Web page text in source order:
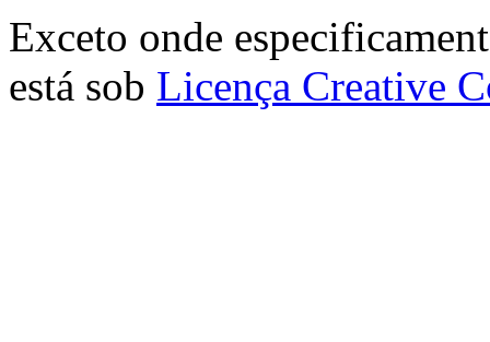
Exceto onde
está sob Licença Creative